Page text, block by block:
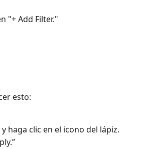
"+ Add Filter."
esto:
haga clic en el icono del lápiz.